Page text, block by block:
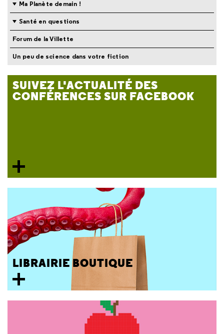
Ma Planète demain !
Santé en questions
Forum de la Villette
Un peu de science dans votre fiction
SUIVEZ L'ACTUALITÉ DES
CONFÉRENCES SUR FACEBOOK
LIBRAIRIE BOUTIQUE